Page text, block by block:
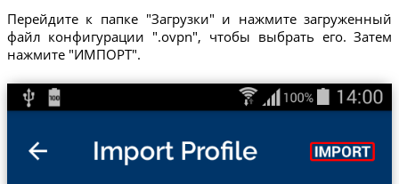
Перейдите к папке "Загрузки" и нажмите загруженный
файл конфигурации ".ovpn", чтобы выбрать его. Затем
нажмите "ИМПОРТ".